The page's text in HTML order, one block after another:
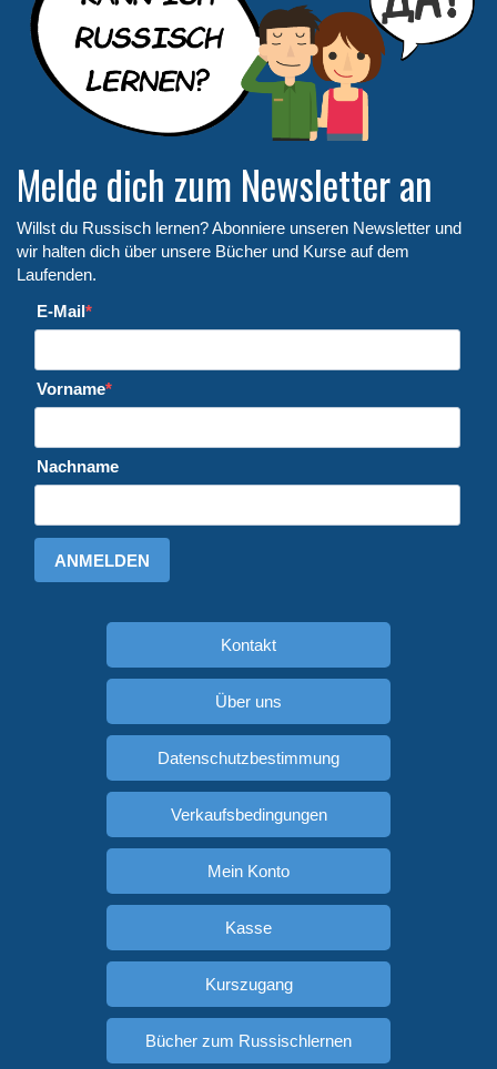
Melde dich zum Newsletter an
Willst du Russisch lernen? Abonniere unseren Newsletter und
wir halten dich über unsere Bücher und Kurse auf dem
Laufenden.
E-Mail
Vorname
Nachname
ANMELDEN
Kontakt
Über uns
Datenschutzbestimmung
Verkaufsbedingungen
Mein Konto
Kasse
Kurszugang
Bücher zum Russischlernen